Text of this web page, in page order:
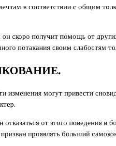
в соответствии с общим
скоро получит помощь от
потакания своим слабостям
изменения могут привести
от этого поведения
проявлять больший